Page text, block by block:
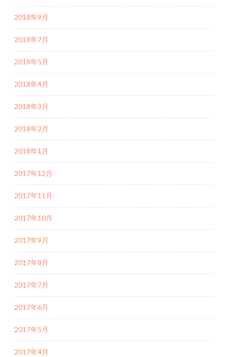
2018年9月
2018年7月
2018年5月
2018年4月
2018年3月
2018年2月
2018年1月
2017年12月
2017年11月
2017年10月
2017年9月
2017年8月
2017年7月
2017年6月
2017年5月
2017年4月